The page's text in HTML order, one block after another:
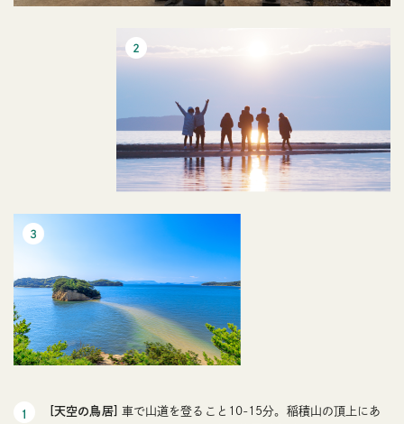
[天空の鳥居]
車で山道を登ること10-15分。稲積山の頂上にあ